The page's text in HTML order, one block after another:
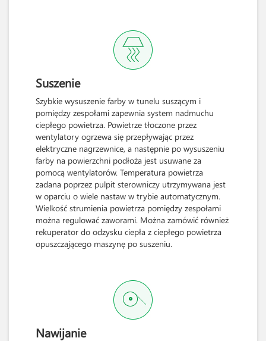
Suszenie
Szybkie wysuszenie farby w tunelu suszącym i
pomiędzy zespołami zapewnia system nadmuchu
ciepłego powietrza. Powietrze tłoczone przez
wentylatory ogrzewa się przepływając przez
elektryczne nagrzewnice, a następnie po wysuszeniu
farby na powierzchni podłoża jest usuwane za
pomocą wentylatorów. Temperatura powietrza
zadana poprzez pulpit sterowniczy utrzymywana jest
w oparciu o wiele nastaw w trybie automatycznym.
Wielkość strumienia powietrza pomiędzy zespołami
można regulować zaworami. Można zamówić również
rekuperator do odzysku ciepła z ciepłego powietrza
opuszczającego maszynę po suszeniu.
Nawijanie